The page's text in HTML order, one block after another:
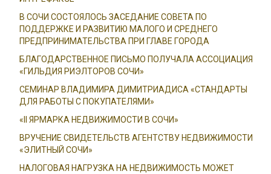
В СОЧИ СОСТОЯЛОСЬ ЗАСЕДАНИЕ СОВЕТА ПО
ПОДДЕРЖКЕ И РАЗВИТИЮ МАЛОГО И СРЕДНЕГО
ПРЕДПРИНИМАТЕЛЬСТВА ПРИ ГЛАВЕ ГОРОДА
БЛАГОДАРСТВЕННОЕ ПИСЬМО ПОЛУЧАЛА АССОЦИАЦИЯ
«ГИЛЬДИЯ РИЭЛТОРОВ СОЧИ»
СЕМИНАР ВЛАДИМИРА ДИМИТРИАДИСА «СТАНДАРТЫ
ДЛЯ РАБОТЫ С ПОКУПАТЕЛЯМИ»
«II ЯРМАРКА НЕДВИЖИМОСТИ В СОЧИ»
ВРУЧЕНИЕ СВИДЕТЕЛЬСТВ АГЕНТСТВУ НЕДВИЖИМОСТИ
«ЭЛИТНЫЙ СОЧИ»
НАЛОГОВАЯ НАГРУЗКА НА НЕДВИЖИМОСТЬ МОЖЕТ